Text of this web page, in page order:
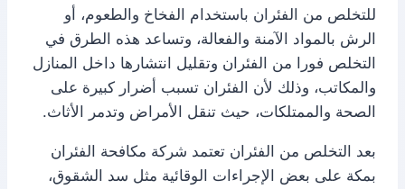
للتخلص من الفئران باستخدام الفخاخ والطعوم، أو
الرش بالمواد الآمنة والفعالة، وتساعد هذه الطرق في
التخلص فورا من الفئران وتقليل انتشارها داخل المنازل
والمكاتب، وذلك لأن الفئران تسبب أضرار كبيرة على
الصحة والممتلكات، حيث تنقل الأمراض وتدمر الأثاث.
بعد التخلص من الفئران تعتمد شركة مكافحة الفئران
بمكة على بعض الإجراءات الوقائية مثل سد الشقوق،